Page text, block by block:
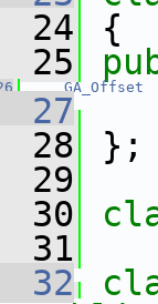
24
{
25
GA_Offset
27
28
};
29
30
31
32